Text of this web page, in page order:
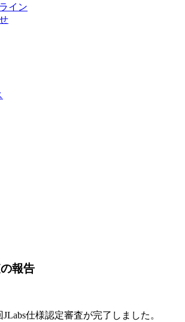
イン
報告
仕様認定審査が完了しました。